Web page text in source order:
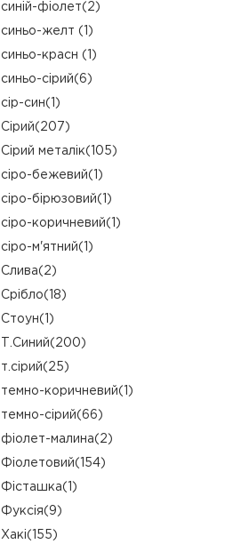
синій-фіолет(2)
синьо-желт (1)
синьо-красн (1)
синьо-сірий(6)
сір-син(1)
Сірий(207)
Сірий металік(105)
сіро-бежевий(1)
сіро-бірюзовий(1)
сіро-коричневий(1)
сіро-м'ятний(1)
Слива(2)
Срібло(18)
Стоун(1)
Т.Синий(200)
т.сірий(25)
темно-коричневий(1)
темно-сірий(66)
фіолет-малина(2)
Фіолетовий(154)
Фісташка(1)
Фуксія(9)
Хакі(155)